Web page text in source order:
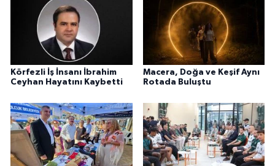
Körfezli İş İnsanı İbrahim
Ceyhan Hayatını Kaybetti
Macera, Doğa ve Keşif Aynı
Rotada Buluştu